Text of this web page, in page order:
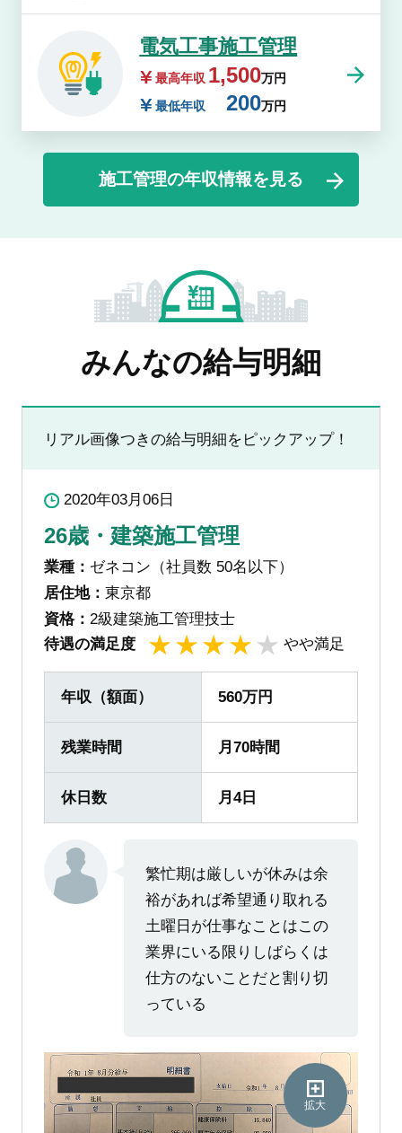
電気工事施工管理
最高年収 1,500万円
最低年収
200万円
施工管理の年収情報を見る
みんなの給与明細
リアル画像つきの給与明細をピックアップ！
2020年03月06日
26歳・建築施工管理
業種： ゼネコン（社員数 50名以下）
居住地： 東京都
資格： 2級建築施工管理技士
待遇の満足度
やや満足
年収（額面） 560万円
残業時間 月70時間
休日数 月4日
繁忙期は厳しいが休みは余
裕があれば希望通り取れる
土曜日が仕事なことはこの
業界にいる限りしばらくは
仕方のないことだと割り切
っている
拡大